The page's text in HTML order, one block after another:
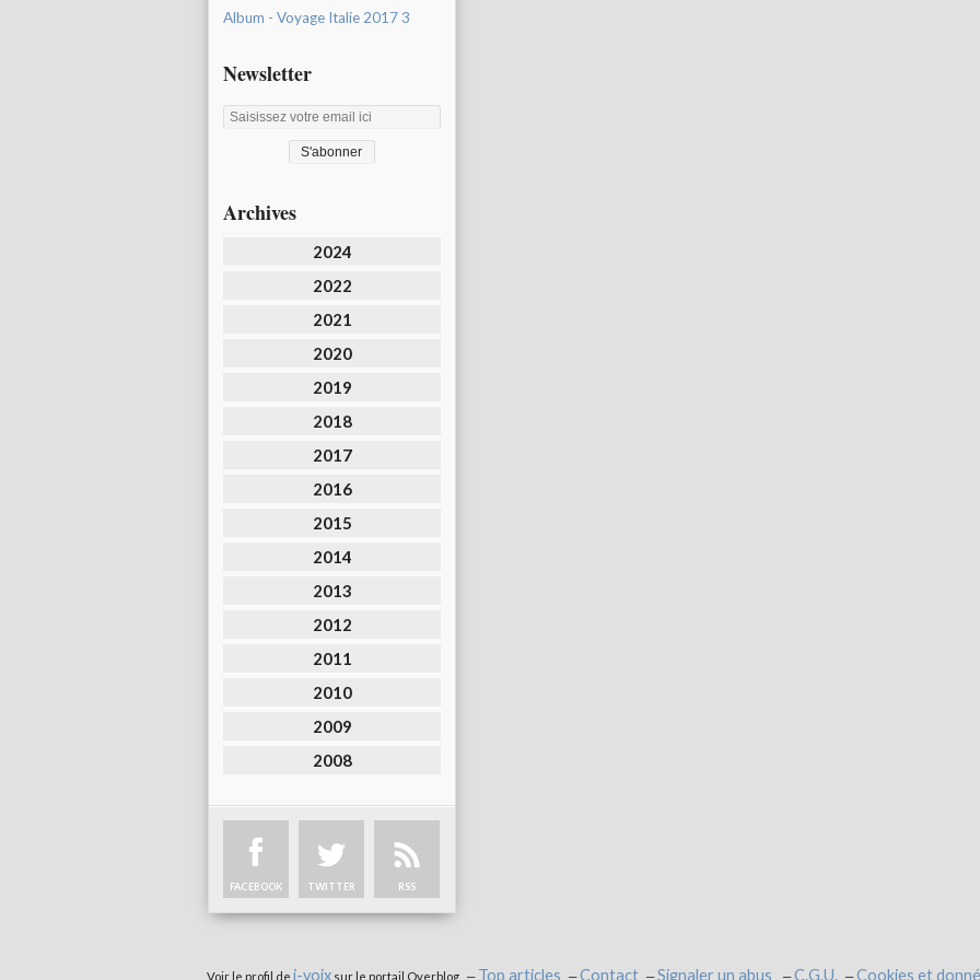
Album - Voyage Italie 2017 3
Newsletter
Archives
2024
2022
2021
2020
2019
2018
2017
2016
2015
2014
2013
2012
2011
2010
2009
2008
FACEBOOK TWITTER RSS
Voir le profil de i-voixsur le portail Overblog Top articles Contact Signaler un abus C.G.U. Cookies et